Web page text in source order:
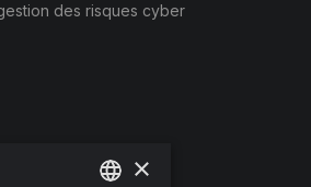
des risques cyber
×